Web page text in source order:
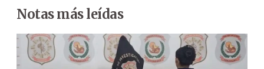
Notas más leídas